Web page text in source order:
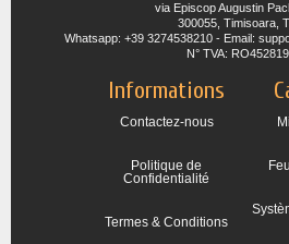
via Episcop Augustin
300055, Timisoara,
Whatsapp: +39 3274538210 - Email:
N° TVA:
Informations
Contactez-nous
Politique de
Confidentialité
Termes & Conditions